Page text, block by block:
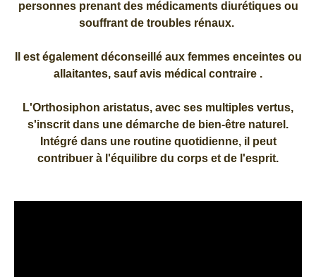
personnes prenant des médicaments diurétiques ou
souffrant de troubles rénaux.
Il est également déconseillé aux femmes enceintes ou
allaitantes, sauf avis médical contraire .
L'Orthosiphon aristatus, avec ses multiples vertus,
s'inscrit dans une démarche de bien-être naturel.
Intégré dans une routine quotidienne, il peut
contribuer à l'équilibre du corps et de l'esprit.